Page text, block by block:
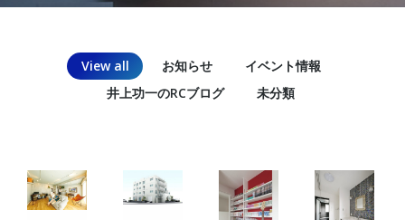
View all お知らせ
イベント情報
井上功一のRCブログ
未分類